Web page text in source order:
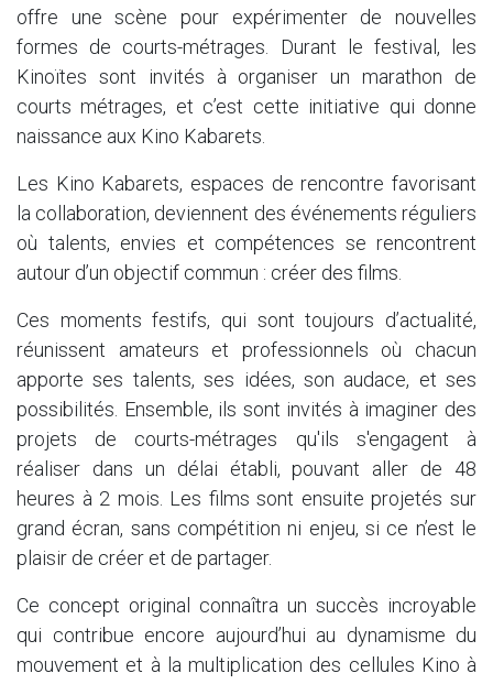
offre une scène pour expérimenter de nouvelles
formes de courts-métrages. Durant le festival, les
Kinoïtes sont invités à organiser un marathon de
courts métrages, et c’est cette initiative qui donne
naissance aux Kino Kabarets.
Les Kino Kabarets, espaces de rencontre favorisant
la collaboration, deviennent des événements réguliers
où talents, envies et compétences se rencontrent
autour d’un objectif commun : créer des films.
Ces moments festifs, qui sont toujours d’actualité,
réunissent amateurs et professionnels où chacun
apporte ses talents, ses idées, son audace, et ses
possibilités. Ensemble, ils sont invités à imaginer des
projets de courts-métrages qu'ils s'engagent à
réaliser dans un délai établi, pouvant aller de 48
heures à 2 mois. Les films sont ensuite projetés sur
grand écran, sans compétition ni enjeu, si ce n’est le
plaisir de créer et de partager.
Ce concept original connaîtra un succès incroyable
qui contribue encore aujourd’hui au dynamisme du
mouvement et à la multiplication des cellules Kino à